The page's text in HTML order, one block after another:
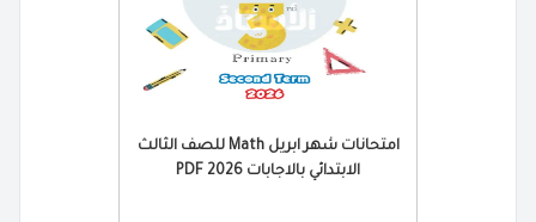
امتحانات شهر ابريل Math للصف الثالث
الابتدائي بالاجابات 2026 PDF